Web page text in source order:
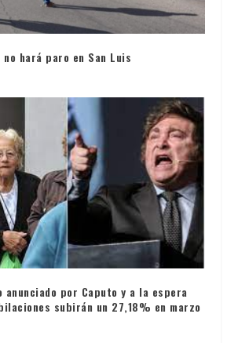
no hará paro en San Luis
anunciado por Caputo y a la espera
subirán un 27,18% en marzo